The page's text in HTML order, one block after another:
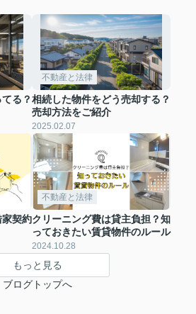
る？
不動産と法律
相続した物件をどう売却する？
売却方法をご紹介
2025.02.07
契約
不動産と法律
クリーニング費は貸主負担？知
っておきたい賃貸物件のルール
2024.10.28
もっと見る
ブログトップへ